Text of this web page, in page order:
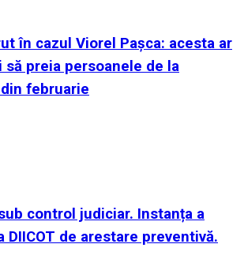
în cazul Viorel Pașca: acesta ar
preia persoanele de la
februarie
control judiciar. Instanța a
DIICOT de arestare preventivă.